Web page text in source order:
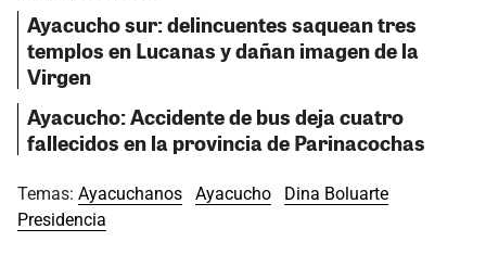
Ayacucho sur: delincuentes saquean tres
templos en Lucanas y dañan imagen de la
Virgen
Ayacucho: Accidente de bus deja cuatro
fallecidos en la provincia de Parinacochas
Temas: Ayacuchanos Ayacucho
Dina Boluarte
Presidencia